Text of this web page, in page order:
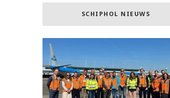
SCHIPHOL NIEUWS